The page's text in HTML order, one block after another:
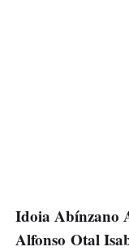
Idoia Abínzano
Alfonso Otal